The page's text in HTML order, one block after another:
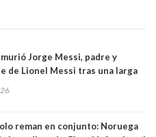
Jorge Messi, padre y
de Lionel Messi tras una larga
reman en conjunto: Noruega